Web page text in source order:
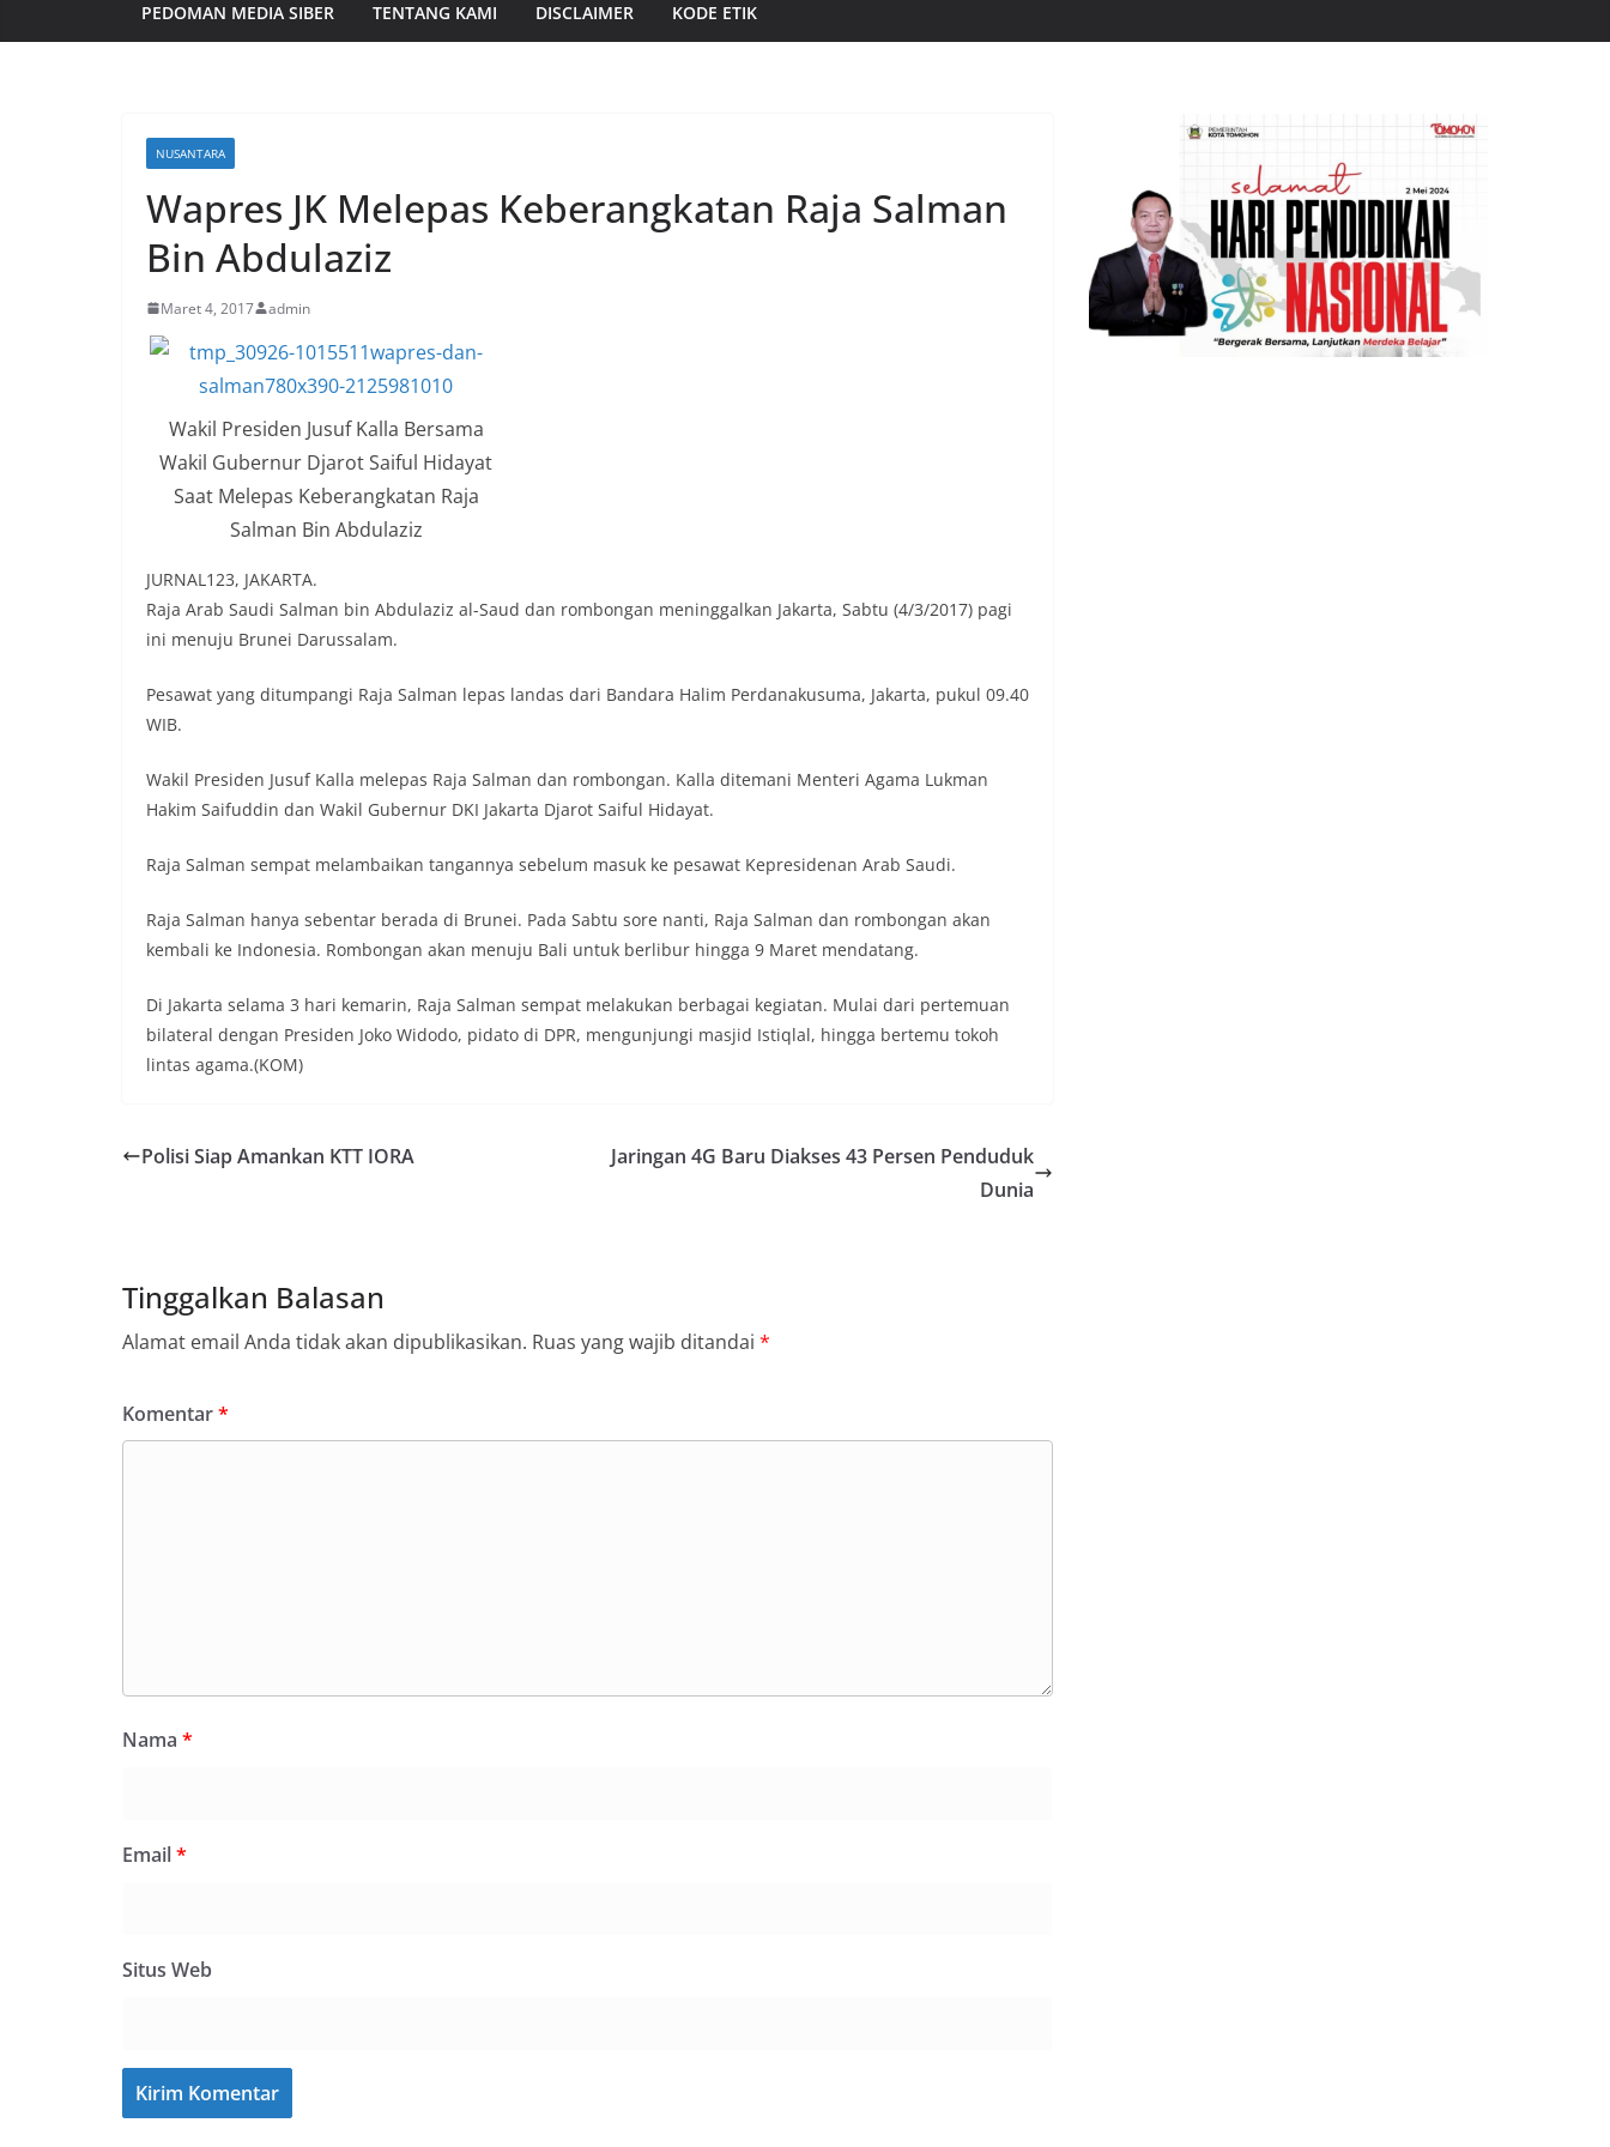
PEDOMAN MEDIA SIBER TENTANG KAMI DISCLAIMER KODE ETIK
NUSANTARA
Wapres JK Melepas Keberangkatan Raja Salman
Bin Abdulaziz
Maret 4, 2017 admin
Wakil Presiden Jusuf Kalla Bersama
Wakil Gubernur Djarot Saiful Hidayat
Saat Melepas Keberangkatan Raja
Salman Bin Abdulaziz
JURNAL123, JAKARTA.
Raja Arab Saudi Salman bin Abdulaziz al-Saud dan rombongan meninggalkan Jakarta, Sabtu (4/3/2017) pagi
ini menuju Brunei Darussalam.
Pesawat yang ditumpangi Raja Salman lepas landas dari Bandara Halim Perdanakusuma, Jakarta, pukul 09.40
WIB.
Wakil Presiden Jusuf Kalla melepas Raja Salman dan rombongan. Kalla ditemani Menteri Agama Lukman
Hakim Saifuddin dan Wakil Gubernur DKI Jakarta Djarot Saiful Hidayat.
Raja Salman sempat melambaikan tangannya sebelum masuk ke pesawat Kepresidenan Arab Saudi.
Raja Salman hanya sebentar berada di Brunei. Pada Sabtu sore nanti, Raja Salman dan rombongan akan
kembali ke Indonesia. Rombongan akan menuju Bali untuk berlibur hingga 9 Maret mendatang.
Di Jakarta selama 3 hari kemarin, Raja Salman sempat melakukan berbagai kegiatan. Mulai dari pertemuan
bilateral dengan Presiden Joko Widodo, pidato di DPR, mengunjungi masjid Istiqlal, hingga bertemu tokoh
lintas agama.(KOM)
Polisi Siap Amankan KTT IORA
Jaringan 4G Baru Diakses 43 Persen Penduduk
Dunia
Tinggalkan Balasan
Alamat email Anda tidak akan dipublikasikan. Ruas yang wajib ditandai *
Komentar*
Nama *
Email*
Situs Web